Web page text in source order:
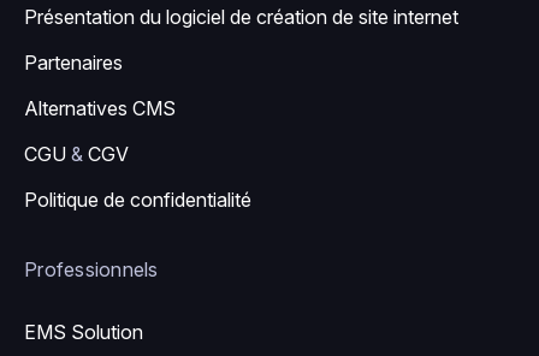
Présentation du logiciel de création de site internet
Partenaires
Alternatives CMS
CGU & CGV
Politique de confidentialité
Professionnels
EMS Solution